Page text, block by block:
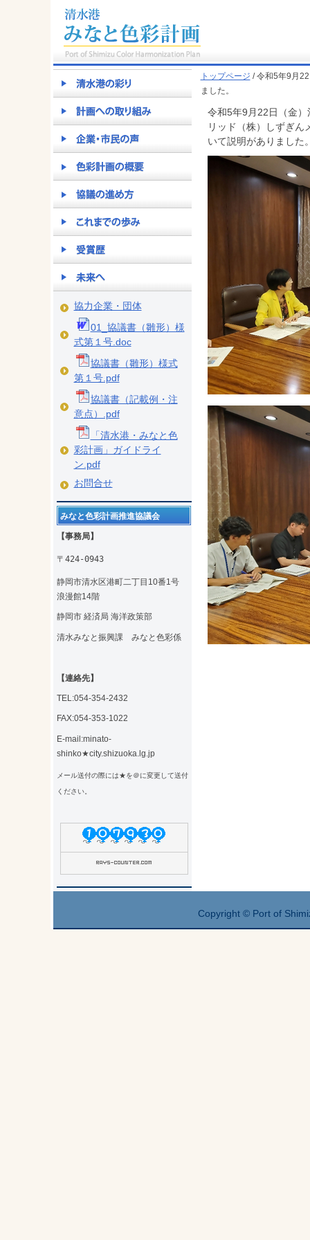
協力企業・団体
01_協議書（雛形）様
式第１号.doc
協議書（雛形）様式
第１号.pdf
協議書（記載例・注
意点）.pdf
「清水港・みなと色
彩計画」ガイドライ
ン.pdf
お問合せ
みなと色彩計画推進協議会
【事務局】
〒424-0943
静岡市清水区港町二丁目10番1号
浪漫館14階
静岡市 経済局 海洋政策部
清水みなと振興課 みなと色彩係
【連絡先】
TEL:054-354-2432
FAX:054-353-1022
E-mail:minato-
shinko★city.shizuoka.lg.jp
メール送付の際には★を＠に変更して送付
ください。
トップページ / 令和5年9月
ました。
令和5年9月22日（金
リッド（株）しずぎん
いて説明がありました
Copyright © Port of